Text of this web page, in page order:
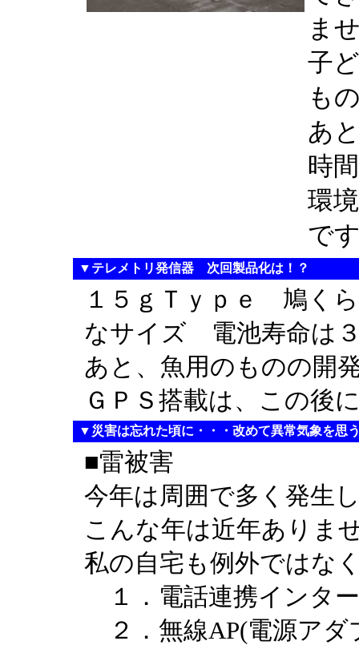
ま
子
も
あ
時
環
で
▼テレメトリ発信器 次回製品化は！？
１５ｇＴｙｐｅ 鳩く
なサイズ 電池寿命は
あと、魚用のものの開
ＧＰＳ搭載は、この後
▼災害は忘れた頃に・・・改めて異常気象を思
■雷被害
今年は周囲で多く発生
こんな年は近年ありま
私の自宅も例外ではな
１．電話連携インタ
２．無線AP(電源アダ